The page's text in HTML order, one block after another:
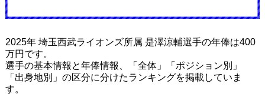
2025年 埼玉西武ライオンズ所属 是澤涼輔選手の年俸は400
万円です。
選手の基本情報と年俸情報、「全体」「ポジション別」
「出身地別」の区分に分けたランキングを掲載していま
す。